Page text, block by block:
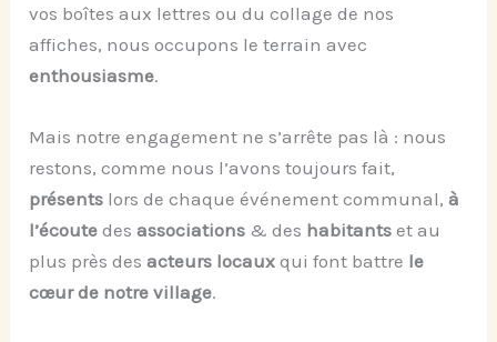
vos boîtes aux lettres ou du collage de nos
affiches, nous occupons le terrain avec
enthousiasme.
Mais notre engagement ne s’arrête pas là : nous
restons, comme nous l’avons toujours fait,
présents lors de chaque événement communal,à
l’écoute desassociations & des habitantset au
plus près desacteurs locaux qui font battre le
cœur de notre village.